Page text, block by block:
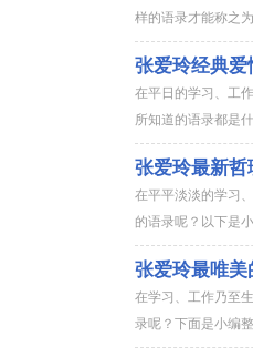
样的语录才能称之
张爱玲经典爱
在平日的学习、工
所知道的语录都是
张爱玲最新哲
在平平淡淡的学习
的语录呢？以下是
张爱玲最唯美
在学习、工作乃至
录呢？下面是小编